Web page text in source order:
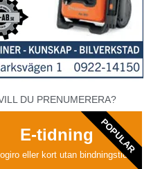
DU PRENUMERERA?
E-tidning
eller kort utan bindningstid
POPULAR